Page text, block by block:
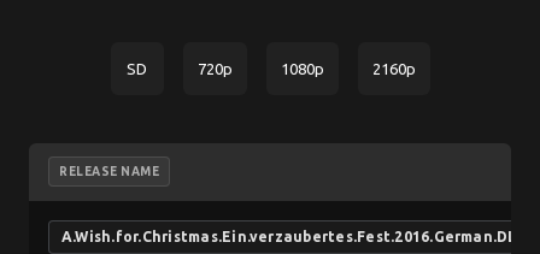
SD 720p 1080p 2160p
RELEASE NAME